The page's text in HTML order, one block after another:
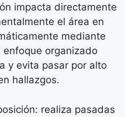
impacta directamente
el área en
mediante
organizado
y evita pasar por alto
hallazgos.
realiza pasadas